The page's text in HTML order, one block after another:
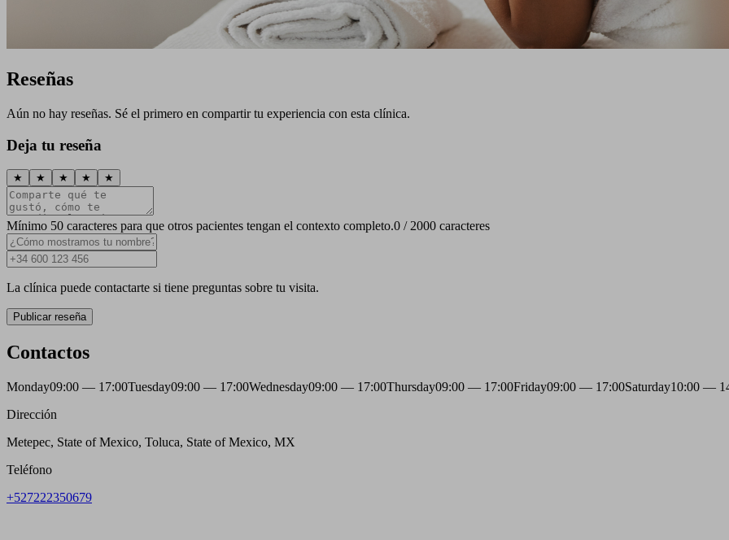
Reseñas
Aún no hay reseñas. Sé el primero en compartir tu experiencia con esta clínica.
Deja tu reseña
★ ★ ★ ★ ★
Mínimo 50 caracteres para que otros pacientes tengan el contexto completo.0 / 2000 caracteres
La clínica puede contactarte si tiene preguntas sobre tu visita.
Publicar reseña
Contactos
Monday09:00 — 17:00Tuesday09:00 — 17:00Wednesday09:00 — 17:00Thursday09:00 — 17:00Friday09:00 — 17:00Saturday10:00 —
Dirección
Metepec, State of Mexico, Toluca, State of Mexico, MX
Teléfono
+527222350679